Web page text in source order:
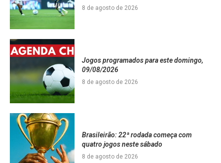
8 de agosto de 2026
Jogos programados para este domingo,
09/08/2026
8 de agosto de 2026
Brasileirão: 22ª rodada começa com
quatro jogos neste sábado
8 de agosto de 2026